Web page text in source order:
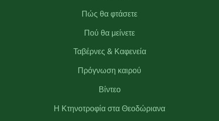
Πώς θα φτάσετε
Πού θα μείνετε
Ταβέρνες & Καφενεία
Πρόγνωση καιρού
Βίντεο
Η Κτηνοτροφία στα Θεοδώριανα